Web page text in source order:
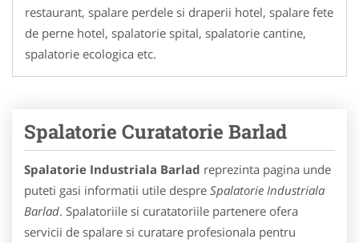
restaurant, spalare perdele si draperii hotel, spalare fete
de perne hotel, spalatorie spital, spalatorie cantine,
spalatorie ecologica etc.
Spalatorie Curatatorie Barlad
Spalatorie Industriala Barlad reprezinta pagina unde
puteti gasi informatii utile despre Spalatorie Industriala
Barlad. Spalatoriile si curatatoriile partenere ofera
servicii de spalare si curatare profesionala pentru